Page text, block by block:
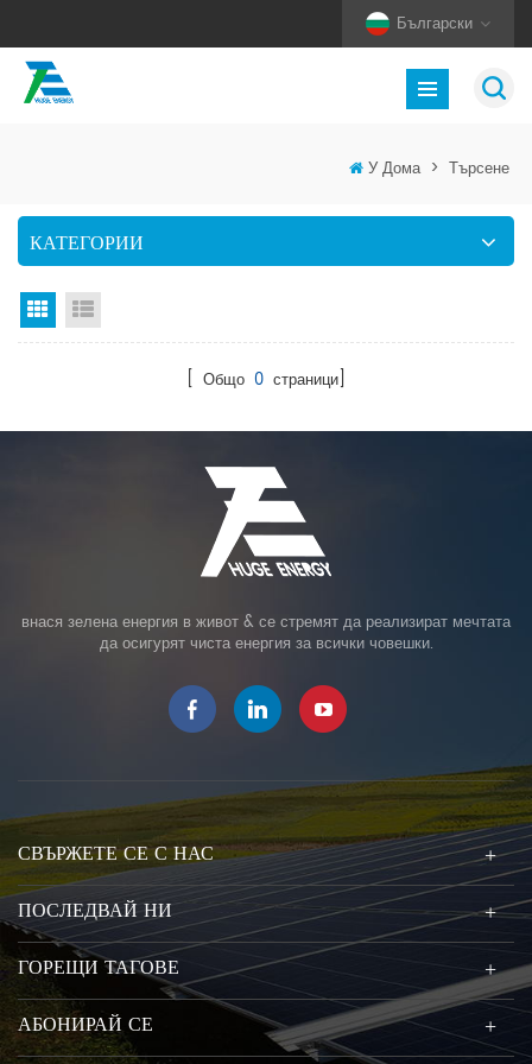
Български
У Дома > Търсене
КАТЕГОРИИ
Изглед на мрежата
[ Общо 0 страници]
внася зелена енергия в живот & се стремят да реализират мечтата
да осигурят чиста енергия за всички човешки.
СВЪРЖЕТЕ СЕ С НАС
ПОСЛЕДВАЙ НИ
ГОРЕЩИ ТАГОВЕ
АБОНИРАЙ СЕ